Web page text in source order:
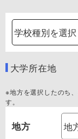
大学所在地
※地方を選択したのち
す。
地方